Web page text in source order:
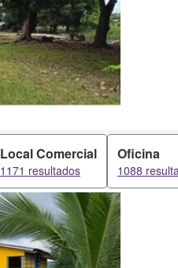
Local Comercial
1171 resultados
Oficina
1088